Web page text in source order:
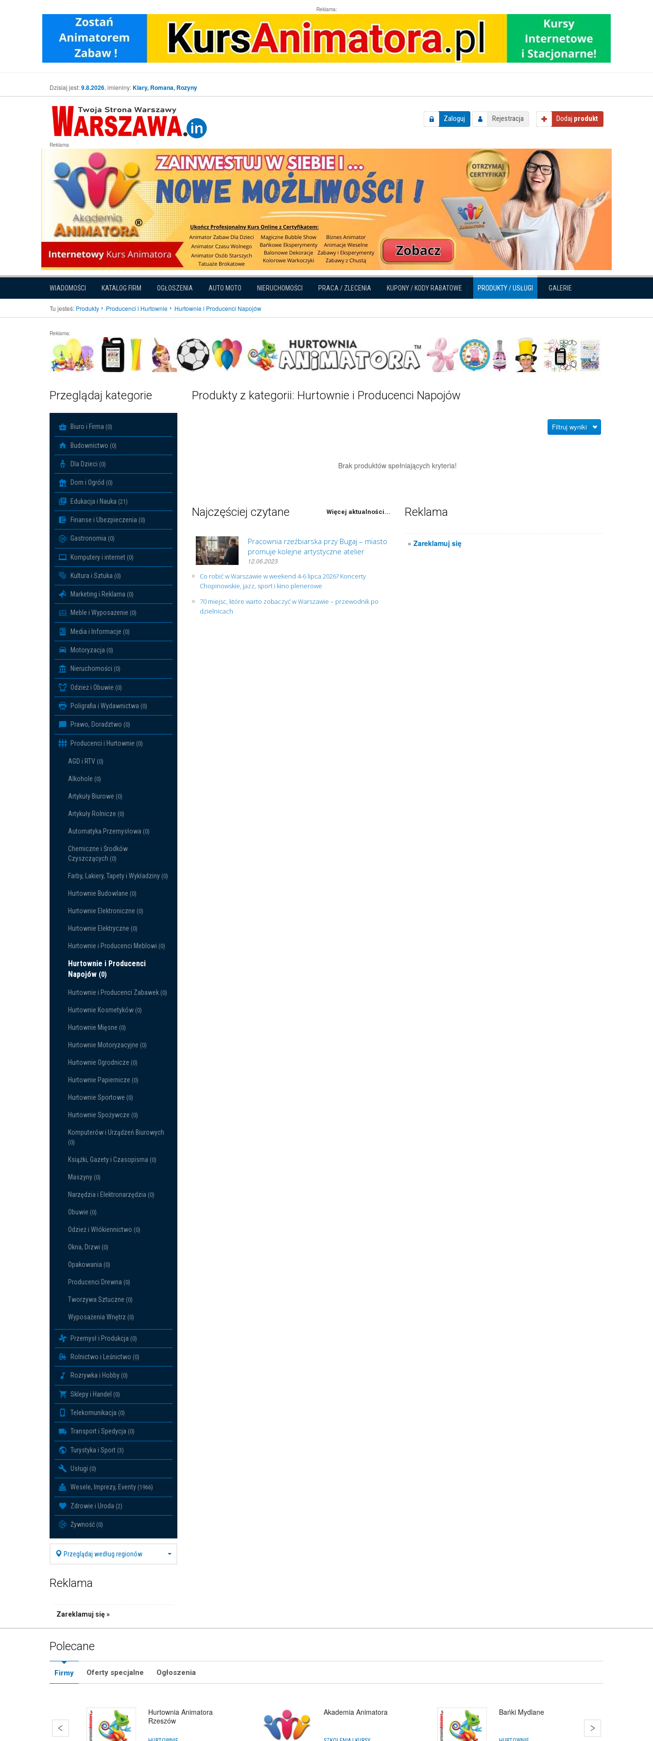
Reklama:
Dzisiaj jest:9.8.2026, imieniny:Klary, Romana, Rozyny
Zaloguj Rejestracja Dodaj produkt
Reklama
WIADOMOŚCI KATALOG FIRM OGŁOSZENIA AUTO MOTO NIERUCHOMOŚCI PRACA / ZLECENIA KUPONY / KODY RABATOWE PRODUKTY / USŁUGI GALERIE
Tu jesteś: Produkty Producenci i Hurtownie Hurtownie i Producenci Napojów
Reklama:
Przeglądaj kategorie
Biuro i Firma (0)
Budownictwo (0)
Dla Dzieci (0)
Dom i Ogród (0)
Edukacja i Nauka (21)
Finanse i Ubezpieczenia (0)
Gastronomia (0)
Komputery i internet (0)
Kultura i Sztuka (0)
Marketing i Reklama (0)
Meble i Wyposażenie (0)
Media i Informacje (0)
Motoryzacja (0)
Nieruchomości (0)
Odzież i Obuwie (0)
Poligrafia i Wydawnictwa (0)
Prawo, Doradztwo (0)
Producenci i Hurtownie (0)
AGD i RTV (0)
Alkohole (0)
Artykuły Biurowe (0)
Artykuły Rolnicze (0)
Automatyka Przemysłowa (0)
Chemiczne i Środków
Czyszczących (0)
Farby, Lakiery, Tapety i Wykładziny (0)
Hurtownie Budowlane (0)
Hurtownie Elektroniczne (0)
Hurtownie Elektryczne (0)
Hurtownie i Producenci Meblowi (0)
Hurtownie i Producenci
Napojów (0)
Hurtownie i Producenci Zabawek (0)
Hurtownie Kosmetyków (0)
Hurtownie Mięsne (0)
Hurtownie Motoryzacyjne (0)
Hurtownie Ogrodnicze (0)
Hurtownie Papiernicze (0)
Hurtownie Sportowe (0)
Hurtownie Spożywcze (0)
Komputerów i Urządzeń Biurowych
(0)
Książki, Gazety i Czasopisma (0)
Maszyny (0)
Narzędzia i Elektronarzędzia (0)
Obuwie (0)
Odzież i Włókiennictwo (0)
Okna, Drzwi (0)
Opakowania (0)
Producenci Drewna (0)
Tworzywa Sztuczne (0)
Wyposażenia Wnętrz (0)
Przemysł i Produkcja (0)
Rolnictwo i Leśnictwo (0)
Rozrywka i Hobby (0)
Sklepy i Handel (0)
Telekomunikacja (0)
Transport i Spedycja (0)
Turystyka i Sport (3)
Usługi (0)
Wesele, Imprezy, Eventy (1966)
Zdrowie i Uroda (2)
Żywność (0)
Przeglądaj według regionów
Reklama
Zareklamuj się »
Produkty z kategorii: Hurtownie i Producenci Napojów
Filtruj wyniki
Brak produktów spełniających kryteria!
Najczęściej czytane Więcej aktualności...
Pracownia rzeźbiarska przy Bugaj – miasto
promuje kolejne artystyczne atelier
12.06.2023
Co robić w Warszawie w weekend 4-6 lipca 2026? Koncerty
Chopinowskie, jazz, sport i kino plenerowe
70 miejsc, które warto zobaczyć w Warszawie – przewodnik po
dzielnicach
Reklama
»Zareklamuj się
Polecane
Firmy Oferty specjalne Ogłoszenia
Hurtownia Animatora
Rzeszów
Akademia Animatora Bańki Mydlane